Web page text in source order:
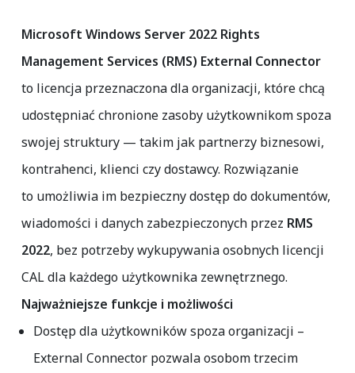
Microsoft Windows Server 2022 Rights
Management Services (RMS) External Connector
to licencja przeznaczona dla organizacji, które chcą
udostępniać chronione zasoby użytkownikom spoza
swojej struktury — takim jak partnerzy biznesowi,
kontrahenci, klienci czy dostawcy. Rozwiązanie
to umożliwia im bezpieczny dostęp do dokumentów,
wiadomości i danych zabezpieczonych przez RMS
2022, bez potrzeby wykupywania osobnych licencji
CAL dla każdego użytkownika zewnętrznego.
Najważniejsze funkcje i możliwości
Dostęp dla użytkowników spoza organizacji –
External Connector pozwala osobom trzecim